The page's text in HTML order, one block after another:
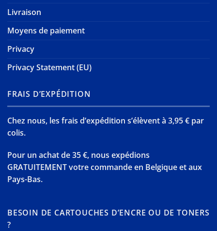
Livraison
Moyens de paiement
Privacy
Privacy Statement (EU)
FRAIS D’EXPÉDITION
Chez nous, les frais d’expédition s’élèvent à 3,95 € par
colis.
Pour un achat de 35 €, nous expédions
GRATUITEMENT votre commande en Belgique et aux
Pays-Bas.
BESOIN DE CARTOUCHES D’ENCRE OU DE TONERS
?